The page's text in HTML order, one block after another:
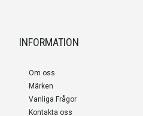
INFORMATION
Om oss
Märken
Vanliga Frågor
Kontakta oss